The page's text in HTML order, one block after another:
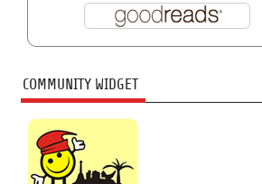
COMMUNITY WIDGET